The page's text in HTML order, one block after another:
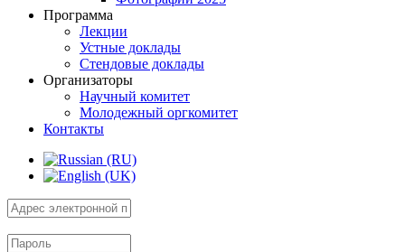
Программа
Лекции
Устные доклады
Стендовые доклады
Организаторы
Научный комитет
Молодежный оргкомитет
Контакты